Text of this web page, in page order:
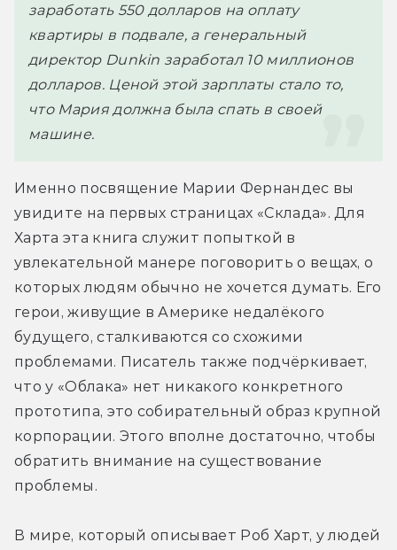
заработать 550 долларов на оплату
квартиры в подвале, а генеральный
директор Dunkin заработал 10 миллионов
долларов. Ценой этой зарплаты стало то,
что Мария должна была спать в своей
машине.
Именно посвящение Марии Фернандес вы
увидите на первых страницах «Склада». Для
Харта эта книга служит попыткой в
увлекательной манере поговорить о вещах, о
которых людям обычно не хочется думать. Его
герои, живущие в Америке недалёкого
будущего, сталкиваются со схожими
проблемами. Писатель также подчёркивает,
что у «Облака» нет никакого конкретного
прототипа, это собирательный образ крупной
корпорации. Этого вполне достаточно, чтобы
обратить внимание на существование
проблемы.
В мире, который описывает Роб Харт, у людей